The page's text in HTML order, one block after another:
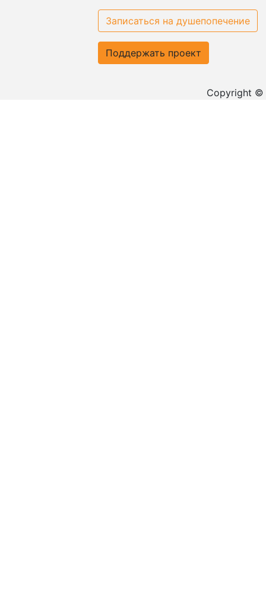
Записаться на душепопечение
Поддержать проект
Copyright